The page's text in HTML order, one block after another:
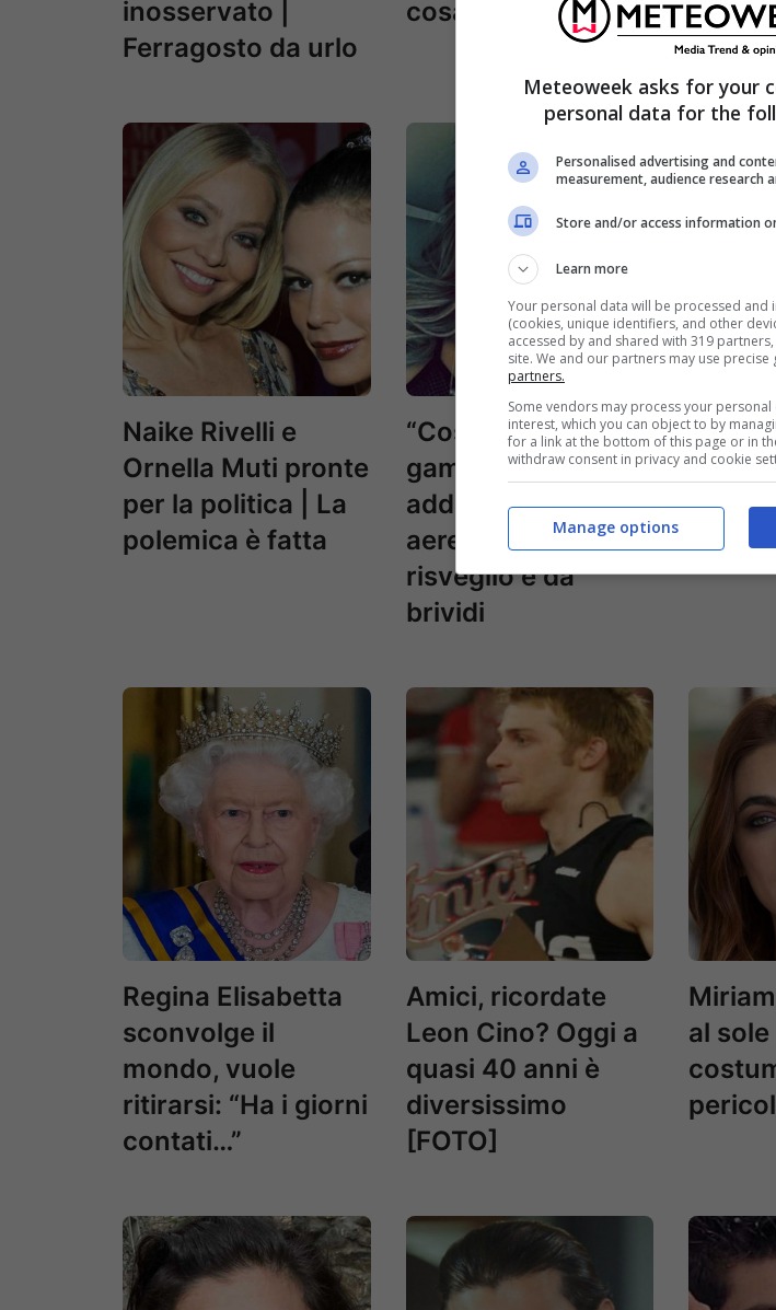
inosservato |
Ferragosto da urlo
cosa ci attende
Naike Rivelli e
Ornella Muti pronte
per la politica | La
polemica è fatta
“Cosa c’è tra le mie
gambe?” Si
addormenta in
aereo e il suo
risveglio è da
brividi
Carlo
con la
Regina Elisabetta
sconvolge il
mondo, vuole
ritirarsi: “Ha i giorni
contati…”
Amici, ricordate
Leon Cino? Oggi a
quasi 40 anni è
diversissimo
[FOTO]
al
Meteoweek asks for your
personal data for the
Personalised advertising and
measurement, audience research
Store and/or access information
Learn more
Your personal data will be processed
(cookies, unique identifiers, and other
accessed by and shared with 319
site. We and our partners may use
partners.
Some vendors may process your
interest, which you can object to by
for a link at the bottom of this page or in
withdraw consent in privacy and cookie
Manage options